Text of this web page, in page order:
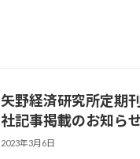
矢野経済研究所定期
社記事掲載のお知ら
2023年3月6日